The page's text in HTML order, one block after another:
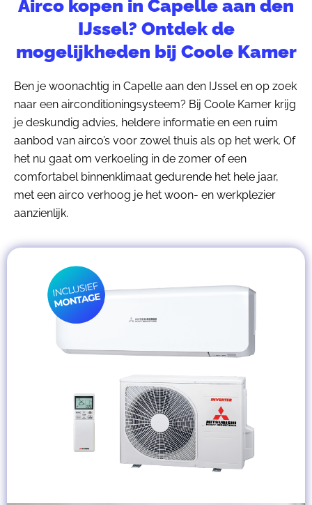
Airco kopen in Capelle aan den
IJssel? Ontdek de
mogelijkheden bij Coole Kamer
Ben je woonachtig in Capelle aan den IJssel en op zoek
naar een airconditioningsysteem? Bij Coole Kamer krijg
je deskundig advies, heldere informatie en een ruim
aanbod van airco’s voor zowel thuis als op het werk. Of
het nu gaat om verkoeling in de zomer of een
comfortabel binnenklimaat gedurende het hele jaar,
met een airco verhoog je het woon- en werkplezier
aanzienlijk.